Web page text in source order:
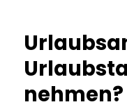
nehmen?